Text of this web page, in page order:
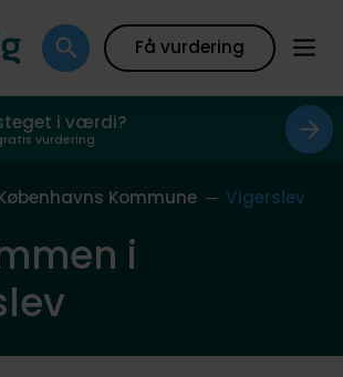
Få vurdering
i værdi?
vurdering
Kommune Vigerslev
i